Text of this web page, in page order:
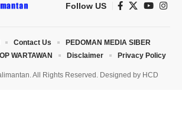
Follow US
All Rights Reserved. Designed by HCD
Contact Us
PEDOMAN MEDIA SIBER
WARTAWAN Disclaimer Privacy Policy